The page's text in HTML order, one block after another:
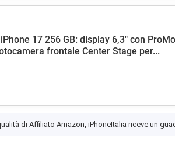
17 256 GB: display 6,3" con
frontale Center Stage per...
di Affiliato Amazon, iPhoneItalia riceve un